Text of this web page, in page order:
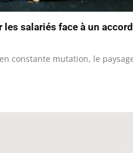
salariés face à un
constante mutation, le